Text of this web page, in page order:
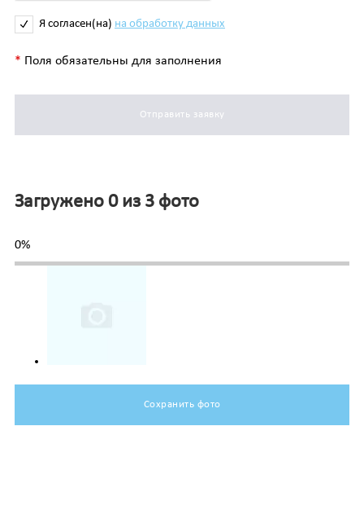
Я согласен(на) на обработку данных
* Поля обязательны для заполнения
Отправить заявку
Загружено 0 из 3 фото
0%
Сохранить фото